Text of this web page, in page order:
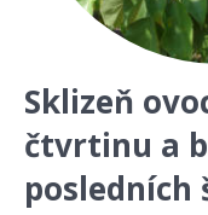
Sklizeň
čtvrtinu a
posledních